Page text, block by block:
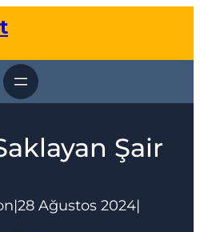
Şair
|28 Ağustos 2024|